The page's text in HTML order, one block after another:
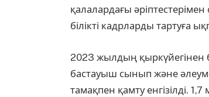
қалалардағы
білікті кадрларды тартуға
2023 жылдың қыркүйегінен
бастауыш сынып және
тамақпен қамту енгізілді.